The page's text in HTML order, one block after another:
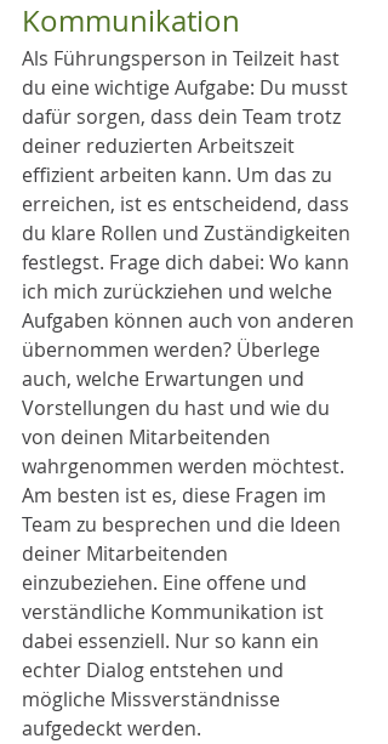
Kommunikation
Als Führungsperson in Teilzeit hast
du eine wichtige Aufgabe: Du musst
dafür sorgen, dass dein Team trotz
deiner reduzierten Arbeitszeit
effizient arbeiten kann. Um das zu
erreichen, ist es entscheidend, dass
du klare Rollen und Zuständigkeiten
festlegst. Frage dich dabei: Wo kann
ich mich zurückziehen und welche
Aufgaben können auch von anderen
übernommen werden? Überlege
auch, welche Erwartungen und
Vorstellungen du hast und wie du
von deinen Mitarbeitenden
wahrgenommen werden möchtest.
Am besten ist es, diese Fragen im
Team zu besprechen und die Ideen
deiner Mitarbeitenden
einzubeziehen. Eine offene und
verständliche Kommunikation ist
dabei essenziell. Nur so kann ein
echter Dialog entstehen und
mögliche Missverständnisse
aufgedeckt werden.